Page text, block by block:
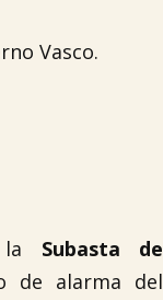
Vasco.
la Subasta de
de alarma del